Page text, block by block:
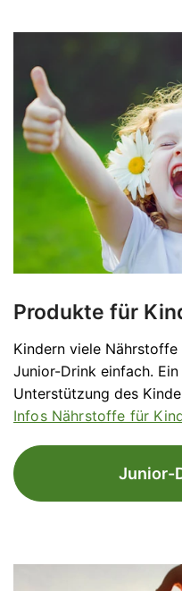
Produkte für
Kindern viele
Junior-Drink einfach.
Unterstützung des
Infos Nährstoffe für
Junior-